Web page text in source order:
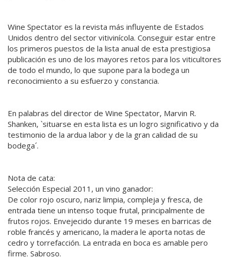
Wine Spectator es la revista más influyente de Estados
Unidos dentro del sector vitivinícola. Conseguir estar entre
los primeros puestos de la lista anual de esta prestigiosa
publicación es uno de los mayores retos para los viticultores
de todo el mundo, lo que supone para la bodega un
reconocimiento a su esfuerzo y constancia.
En palabras del director de Wine Spectator, Marvin R.
Shanken, `situarse en esta lista es un logro significativo y da
testimonio de la ardua labor y de la gran calidad de su
bodega´.
Nota de cata:
Selección Especial 2011, un vino ganador:
De color rojo oscuro, nariz limpia, compleja y fresca, de
entrada tiene un intenso toque frutal, principalmente de
frutos rojos. Envejecido durante 19 meses en barricas de
roble francés y americano, la madera le aporta notas de
cedro y torrefacción. La entrada en boca es amable pero
firme. Sabroso.